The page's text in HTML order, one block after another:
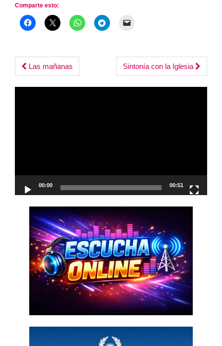
Comparte esto:
Post
navigation
Las mañanas Sintonía con la Iglesia
00:00 00:51